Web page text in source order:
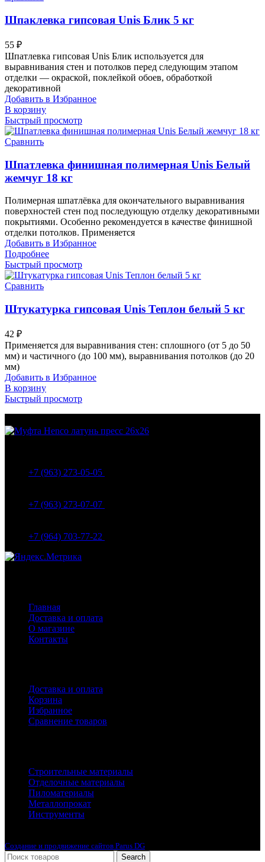
Шпаклевка гипсовая Unis Блик 5 кг
55 ₽
Шпатлевка гипсовая Unis Блик используется для
выравнивания стен и потолков перед следующим этапом
отделки — окраской, поклейкой обоев, обработкой
декоративной
Добавить в Избранное
В корзину
Быстрый просмотр
Сравнить
Шпатлевка финишная полимерная Unis Белый
жемчуг 18 кг
Полимерная шпатлёвка для окончательного выравнивания
поверхностей стен под последующую отделку декоративными
покрытиями. Особенно рекомендуется в качестве финишной
отделки потолков. Применяется
Добавить в Избранное
Подробнее
Быстрый просмотр
Сравнить
Штукатурка гипсовая Unis Теплон белый 5 кг
42 ₽
Применяется для выравнивания стен: сплошного (от 5 до 50
мм) и частичного (до 100 мм), выравнивания потолков (до 20
мм)
Добавить в Избранное
В корзину
Быстрый просмотр
+7 (963) 273-05-05
+7 (963) 273-07-07
+7 (964) 703-77-22
Главная
Доставка и оплата
О магазине
Контакты
Доставка и оплата
Корзина
Избранное
Сравнение товаров
Строительные материалы
Отделочные материалы
Пиломатериалы
Металлопрокат
Инструменты
Создание и продвижение сайтов Parus DG
Search